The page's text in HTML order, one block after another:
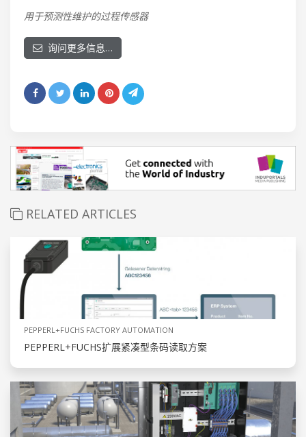
用于预测性维护的过程传感器
询问更多信息…
RELATED ARTICLES
PEPPERL+FUCHS FACTORY AUTOMATION
PEPPERL+FUCHS扩展紧凑型条码读取方案